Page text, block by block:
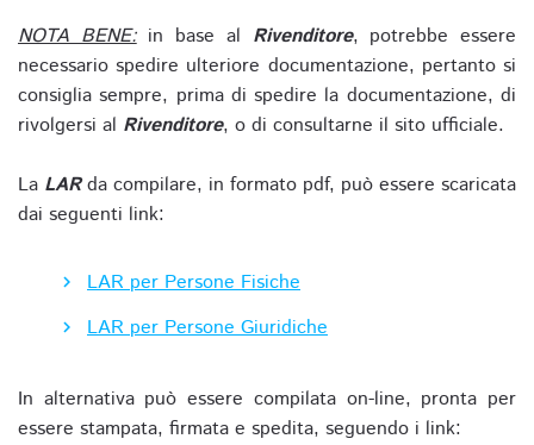
NOTA BENE:in base al Rivenditore, potrebbe essere
necessario spedire ulteriore documentazione, pertanto si
consiglia sempre, prima di spedire la documentazione, di
rivolgersi al Rivenditore, o di consultarne il sito ufficiale.
La LARda compilare, in formato pdf, può essere scaricata
dai seguenti link:
LAR per Persone Fisiche
LAR per Persone Giuridiche
In alternativa può essere compilata on-line, pronta per
essere stampata, firmata e spedita, seguendo i link: